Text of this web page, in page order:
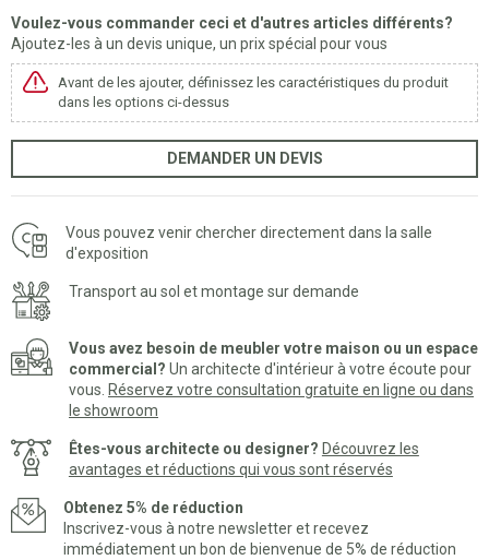
Voulez-vous commander ceci et d'autres articles différents?
Ajoutez-les à un devis unique, un prix spécial pour vous
Avant de les ajouter, définissez les caractéristiques du produit
dans les options ci-dessus
DEMANDER UN DEVIS
Vous pouvez venir chercher directement dans la salle
d'exposition
Transport au sol et montage sur demande
Vous avez besoin de meubler votre maison ou un espace
commercial? Un architecte d'intérieur à votre écoute pour
vous. Réservez votre consultation gratuite en ligne ou dans
le showroom
Êtes-vous architecte ou designer? Découvrez les
avantages et réductions qui vous sont réservés
Obtenez 5% de réduction
Inscrivez-vous à notre newsletter et recevez
immédiatement un bon de bienvenue de 5% de réduction